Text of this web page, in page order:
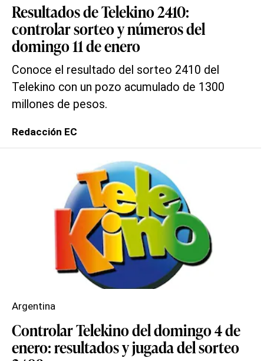
Resultados de Telekino 2410:
controlar sorteo y números del
domingo 11 de enero
Conoce el resultado del sorteo 2410 del
Telekino con un pozo acumulado de 1300
millones de pesos.
Redacción EC
Controlar Telekino del domingo 4 de
enero: resultados y jugada del sorteo
Argentina